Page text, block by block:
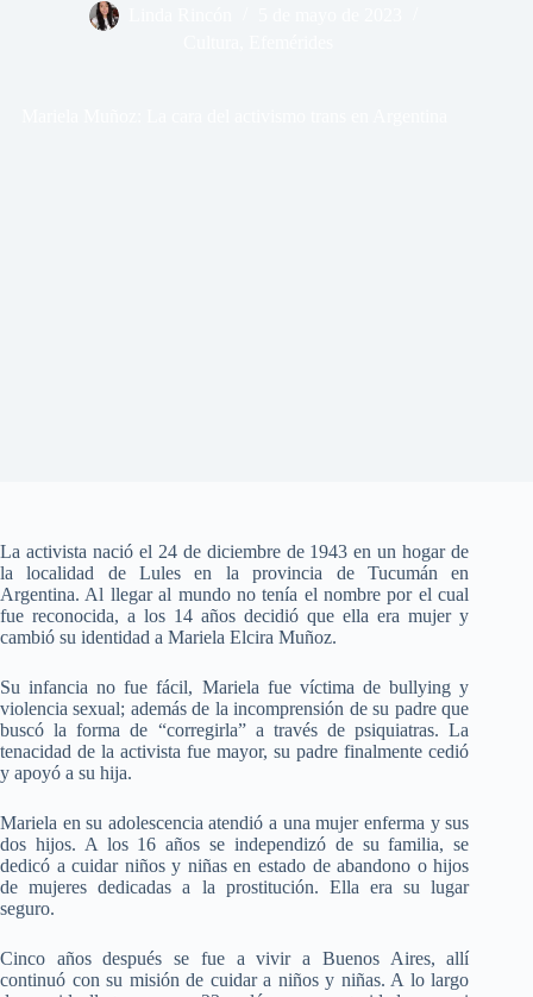
La activista nació el 24 de diciembre de 1943 en un hogar de
la localidad de Lules en la provincia de Tucumán en
Argentina. Al llegar al mundo no tenía el nombre por el cual
fue reconocida, a los 14 años decidió que ella era mujer y
cambió su identidad a Mariela Elcira Muñoz.
Su infancia no fue fácil, Mariela fue víctima de bullying y
violencia sexual; además de la incomprensión de su padre que
buscó la forma de “corregirla” a través de psiquiatras. La
tenacidad de la activista fue mayor, su padre finalmente cedió
y apoyó a su hija.
Mariela en su adolescencia atendió a una mujer enferma y sus
dos hijos. A los 16 años se independizó de su familia, se
dedicó a cuidar niños y niñas en estado de abandono o hijos
de mujeres dedicadas a la prostitución. Ella era su lugar
seguro.
Cinco años después se fue a vivir a Buenos Aires, allí
continuó con su misión de cuidar a niños y niñas. A lo largo